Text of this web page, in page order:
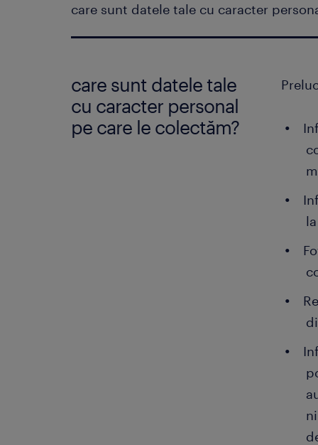
care sunt datele tale cu caracter
care sunt datele tale
cu caracter personal
pe care le colectăm?